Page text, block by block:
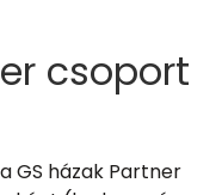
csoport
GS házak Partner